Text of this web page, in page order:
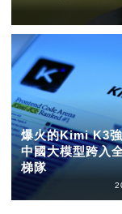
爆火的Kimi K3強
中國大模型跨入
梯隊